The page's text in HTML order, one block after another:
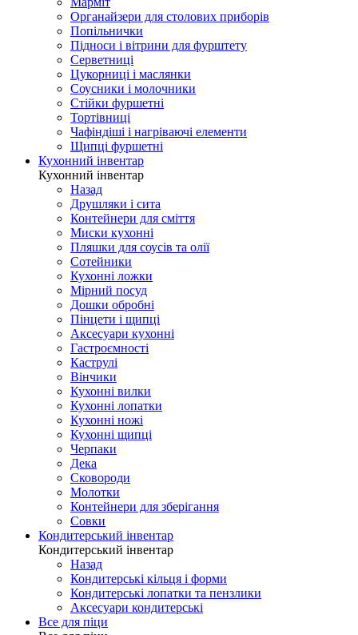
Органайзери для столових приборів
Попільнички
Підноси і вітрини для фурштету
Серветниці
Цукорниці і маслянки
Соусники і молочники
Стійки фуршетні
Тортівниці
Чафіндіші і нагріваючі елементи
Щипці фуршетні
Кухонний інвентар
Кухонний інвентар
Назад
Друшляки і сита
Контейнери для сміття
Миски кухонні
Пляшки для соусів та олії
Сотейники
Кухонні ложки
Мірний посуд
Дошки обробні
Пінцети і щипці
Аксесуари кухонні
Гастроємності
Каструлі
Вінчики
Кухонні вилки
Кухонні лопатки
Кухонні ножі
Кухонні щипці
Черпаки
Дека
Сковороди
Молотки
Контейнери для зберігання
Совки
Кондитерський інвентар
Кондитерський інвентар
Назад
Кондитерські кільця і форми
Кондитерські лопатки та пензлики
Аксесуари кондитерські
Все для піци